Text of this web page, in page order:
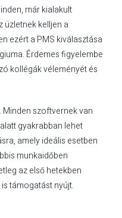
már kialakult
üzletnek kelljen a
ezért a PMS kiválasztása
Érdemes figyelembe
kollégák véleményét és
szoftvernek van
gyakrabban lehet
amely ideális esetben
munkaidőben
az első hetekben
támogatást nyújt.